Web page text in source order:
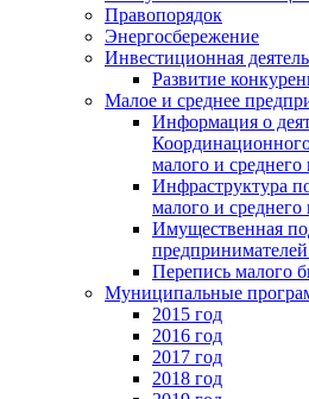
Правопорядок
Энергосбережение
Инвестиционная
Развитие
Малое и среднее
Информация о
малого и среднего
Инфраструктура
малого и среднего
Имущественная
Перепись малого
Муниципальные
2015 год
2016 год
2017 год
2018 год